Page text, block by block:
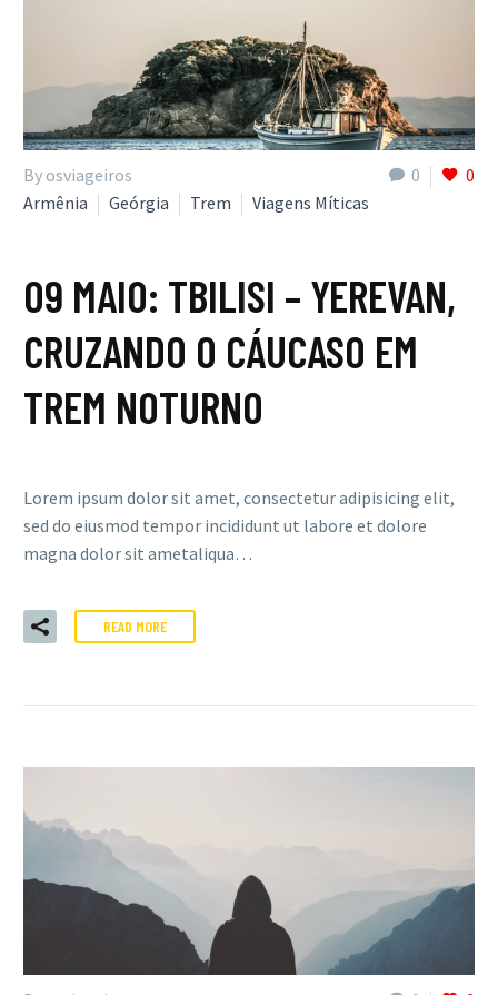
0 0
By osviageiros
Armênia
Geórgia Trem Viagens Míticas
09 MAIO: TBILISI – YEREVAN,
CRUZANDO O CÁUCASO EM
TREM NOTURNO
Lorem ipsum dolor sit amet, consectetur adipisicing elit,
sed do eiusmod tempor incididunt ut labore et dolore
magna dolor sit ametaliqua…
READ MORE